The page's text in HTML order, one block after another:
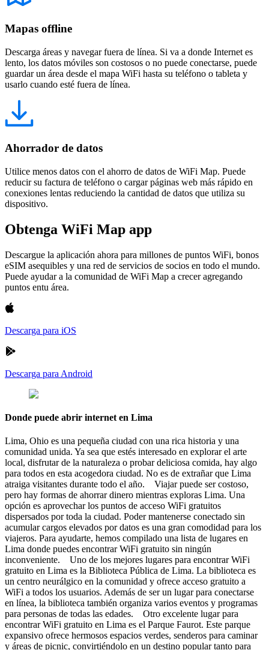
Mapas offline
Descarga áreas y navegar fuera de línea. Si va a donde Internet es
lento, los datos móviles son costosos o no puede conectarse, puede
guardar un área desde el mapa WiFi hasta su teléfono o tableta y
usarlo cuando esté fuera de línea.
Ahorrador de datos
Utilice menos datos con el ahorro de datos de WiFi Map. Puede
reducir su factura de teléfono o cargar páginas web más rápido en
conexiones lentas reduciendo la cantidad de datos que utiliza su
dispositivo.
Obtenga WiFi Map app
Descargue la aplicación ahora para millones de puntos WiFi, bonos
eSIM asequibles y una red de servicios de socios en todo el mundo.
Puede ayudar a la comunidad de WiFi Map a crecer agregando
puntos entu área.
Descarga para iOS
Descarga para Android
Donde puede abrir internet en Lima
Lima, Ohio es una pequeña ciudad con una rica historia y una
comunidad unida. Ya sea que estés interesado en explorar el arte
local, disfrutar de la naturaleza o probar deliciosa comida, hay algo
para todos en esta acogedora ciudad. No es de extrañar que Lima
atraiga visitantes durante todo el año. Viajar puede ser costoso,
pero hay formas de ahorrar dinero mientras exploras Lima. Una
opción es aprovechar los puntos de acceso WiFi gratuitos
dispersados por toda la ciudad. Poder mantenerse conectado sin
acumular cargos elevados por datos es una gran comodidad para los
viajeros. Para ayudarte, hemos compilado una lista de lugares en
Lima donde puedes encontrar WiFi gratuito sin ningún
inconveniente. Uno de los mejores lugares para encontrar WiFi
gratuito en Lima es la Biblioteca Pública de Lima. La biblioteca es
un centro neurálgico en la comunidad y ofrece acceso gratuito a
WiFi a todos los usuarios. Además de ser un lugar para conectarse
en línea, la biblioteca también organiza varios eventos y programas
para personas de todas las edades. Otro excelente lugar para
encontrar WiFi gratuito en Lima es el Parque Faurot. Este parque
expansivo ofrece hermosos espacios verdes, senderos para caminar
y áreas de picnic, convirtiéndolo en un destino popular tanto para